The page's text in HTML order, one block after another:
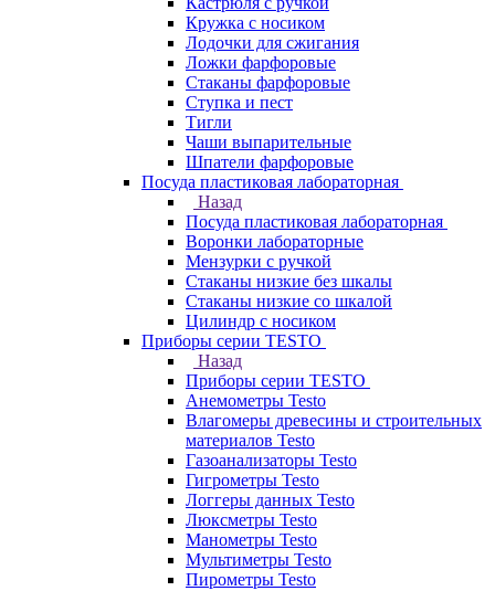
Кружка с носиком
Лодочки для сжигания
Ложки фарфоровые
Стаканы фарфоровые
Ступка и пест
Тигли
Чаши выпарительные
Шпатели фарфоровые
Посуда пластиковая лабораторная
Назад
Посуда пластиковая лабораторная
Воронки лабораторные
Мензурки с ручкой
Стаканы низкие без шкалы
Стаканы низкие со шкалой
Цилиндр с носиком
Приборы серии TESTO
Назад
Приборы серии TESTO
Анемометры Testo
Влагомеры древесины и строительных
материалов Testo
Газоанализаторы Testo
Гигрометры Testo
Логгеры данных Testo
Люксметры Testo
Манометры Testo
Мультиметры Testo
Пирометры Testo